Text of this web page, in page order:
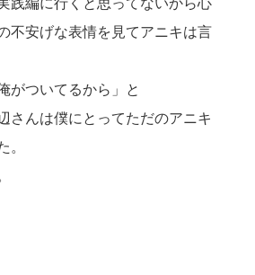
不安げな表情を見てアニキは言
がついてるから」と
さんは僕にとってただのアニキ